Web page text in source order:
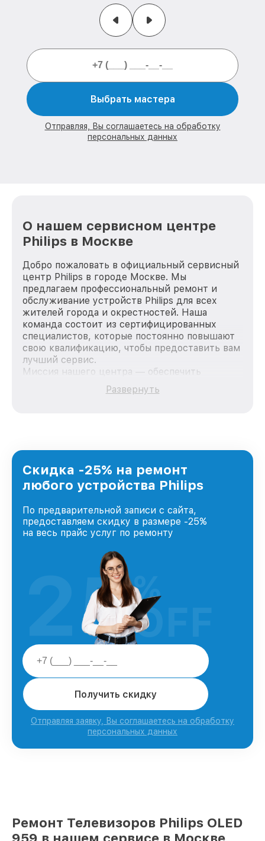
Выбрать мастера
Отправляя, Вы соглашаетесь на обработку
персональных данных
О нашем сервисном центре
Philips в Москве
Добро пожаловать в официальный сервисный
центр Philips в городе Москве. Мы
предлагаем профессиональный ремонт и
обслуживание устройств Philips для всех
жителей города и окрестностей. Наша
команда состоит из сертифицированных
специалистов, которые постоянно повышают
свою квалификацию, чтобы предоставить вам
лучший сервис.
Миссия нашего центра — обеспечить
качественный и доступный ремонт для
каждого пользователя продукции Philips, вне
Москве, постоянно повышая уровень доверия
и лояльности наших клиентов.
Развернуть
Скидка -25% на ремонт
любого устройства Philips
По предварительной записи с сайта,
предоставляем скидку в размере -25%
на весь прайс услуг по ремонту
Получить скидку
Отправляя заявку, Вы соглашаетесь на обработку
персональных данных
25%
OFF
Ремонт Телевизоров Philips OLED